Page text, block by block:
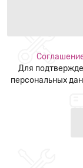
Для
персональных